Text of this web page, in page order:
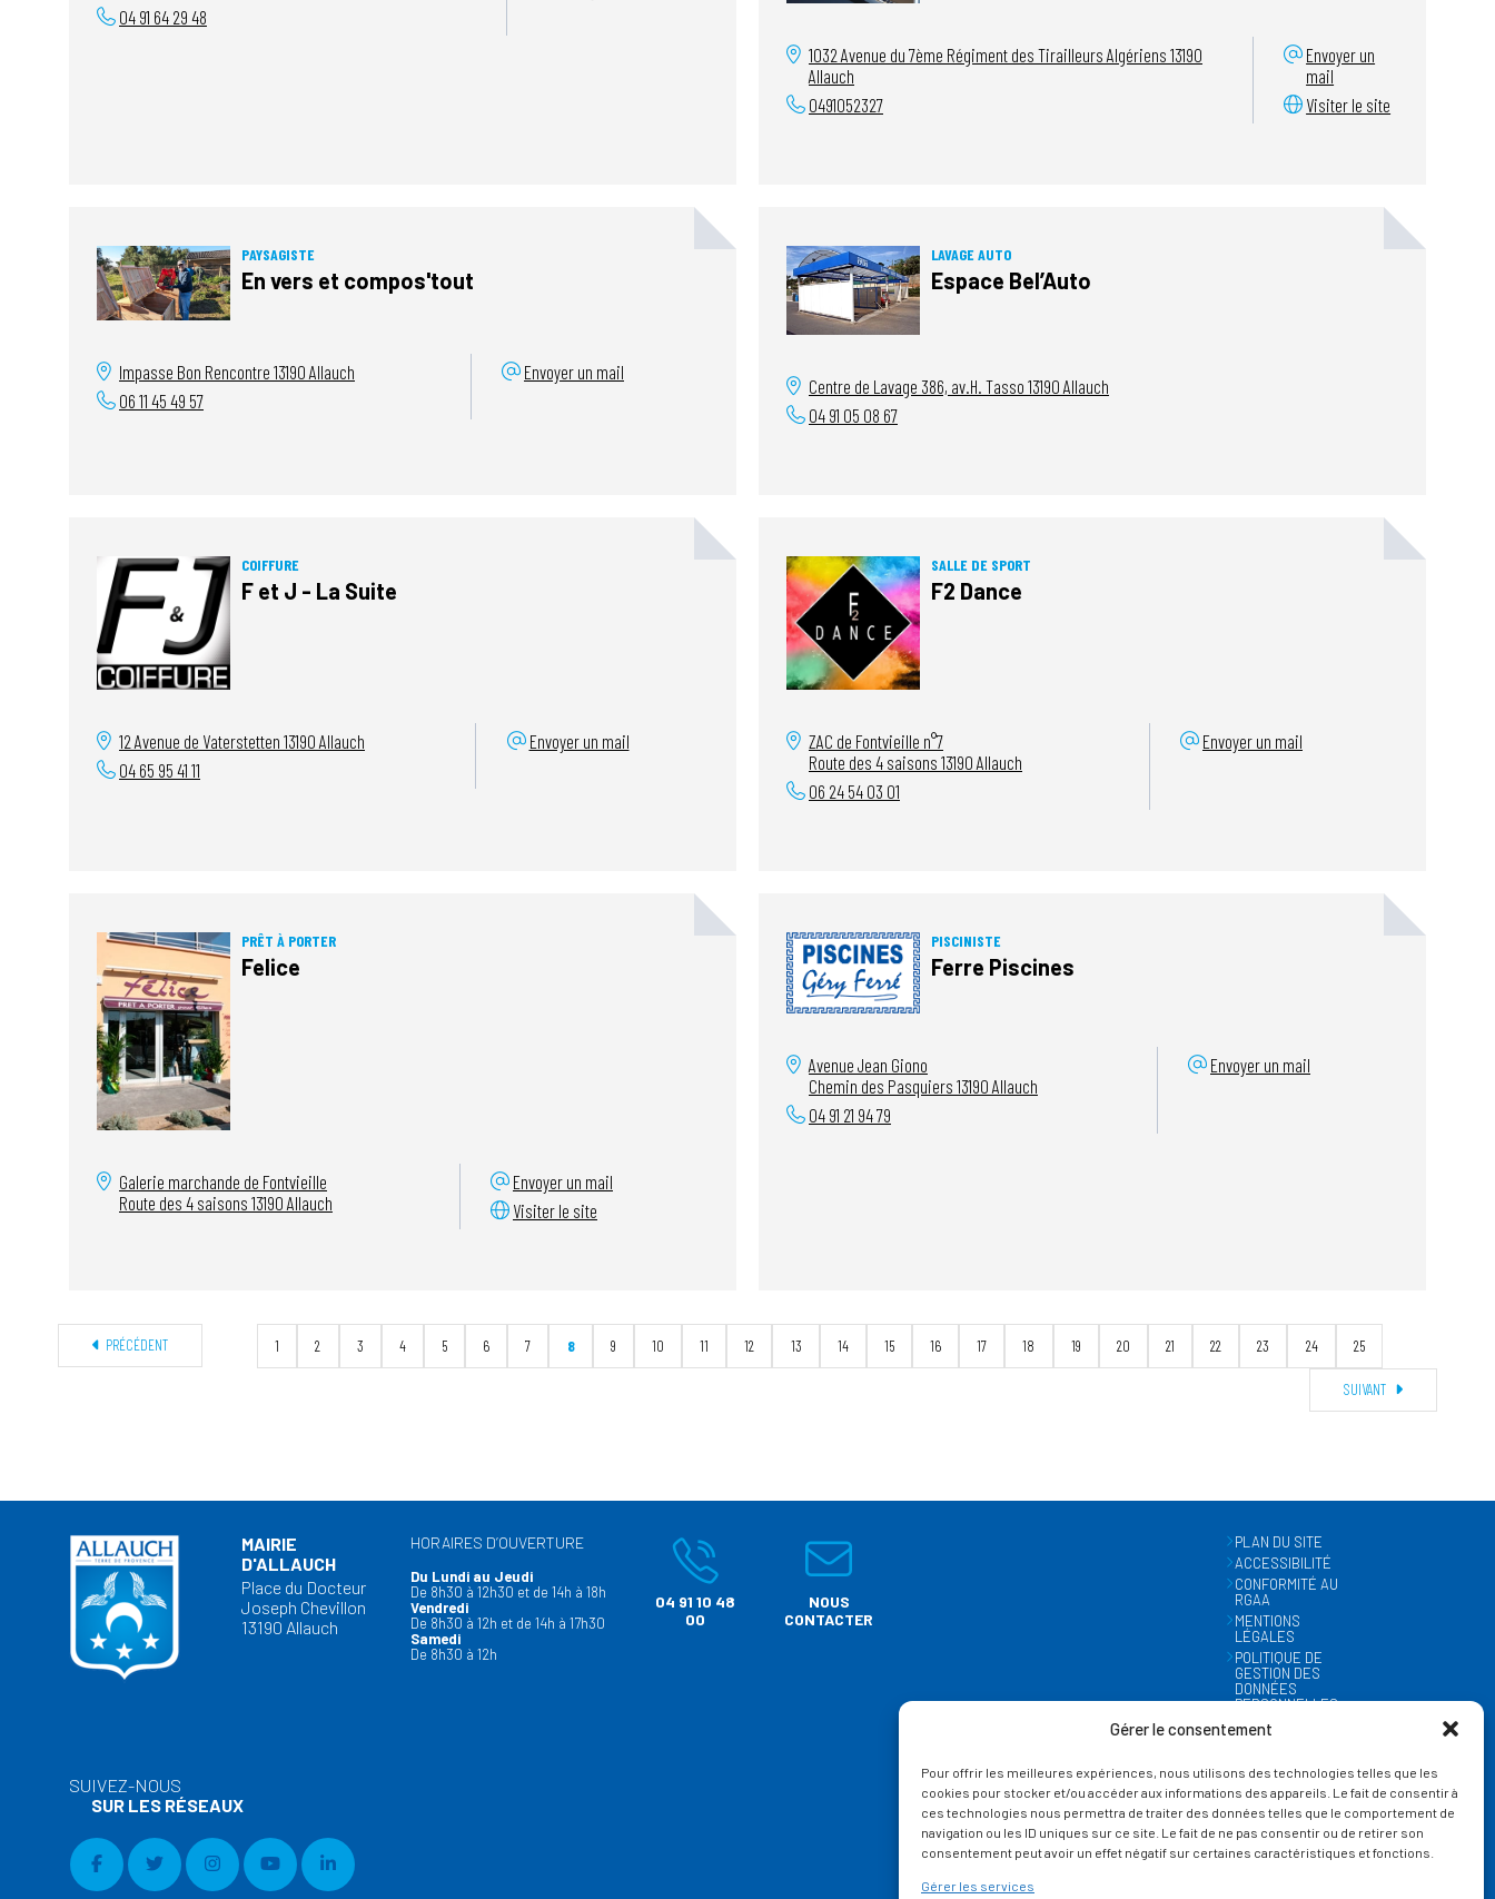
Gérer le consentement
Pour offrir les meilleures expériences, nous utilisons des technologies telles que les
cookies pour stocker et/ou accéder aux informations des appareils. Le fait de consentir à
ces technologies nous permettra de traiter des données telles que le comportement de
navigation ou les ID uniques sur ce site. Le fait de ne pas consentir ou de retirer son
consentement peut avoir un effet négatif sur certaines caractéristiques et fonctions.
Gérer les services
04 91 64 29 48
1032 Avenue du 7ème Régiment des Tirailleurs Algériens 13190
Allauch
0491052327
Envoyer un
mail
Visiter le site
PAYSAGISTE
En vers et compos'tout
Impasse Bon Rencontre 13190 Allauch
06 11 45 49 57
Envoyer un mail
LAVAGE AUTO
Espace Bel’Auto
Centre de Lavage 386, av.H. Tasso 13190 Allauch
04 91 05 08 67
COIFFURE
F et J - La Suite
12 Avenue de Vaterstetten 13190 Allauch
04 65 95 41 11
Envoyer un mail
SALLE DE SPORT
F2 Dance
ZAC de Fontvieille n°7
Route des 4 saisons 13190 Allauch
06 24 54 03 01
Envoyer un mail
PRÊT À PORTER
Felice
Galerie marchande de Fontvieille
Route des 4 saisons 13190 Allauch
Envoyer un mail
Visiter le site
PISCINISTE
Ferre Piscines
Avenue Jean Giono
Chemin des Pasquiers 13190 Allauch
04 91 21 94 79
Envoyer un mail
PRÉCÉDENT 1 2 3 4 5 6 7 8 9 10 11 12 13 14 15 16 17 18 19 20 21 22 23 24 25
SUIVANT
MAIRIE
D'ALLAUCH
Place du Docteur
Joseph Chevillon
13190 Allauch
HORAIRES D’OUVERTURE
Du Lundi au Jeudi
De 8h30 à 12h30 et de 14h à 18h
Vendredi
De 8h30 à 12h et de 14h à 17h30
Samedi
De 8h30 à 12h
04 91 10 48
00
NOUS
CONTACTER
PLAN DU SITE
ACCESSIBILITÉ
CONFORMITÉ AU
RGAA
MENTIONS
LÉGALES
POLITIQUE DE
GESTION DES
DONNÉES
PERSONNELLES
MÉTÉO
SUIVEZ-NOUS
SUR LES RÉSEAUX